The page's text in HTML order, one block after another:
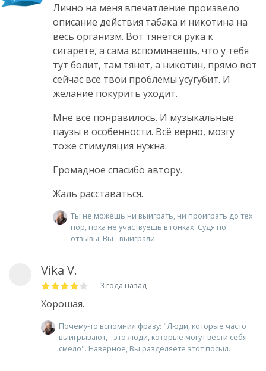
Лично на меня впечатление произвело
описание действия табака и никотина на
весь организм. Вот тянется рука к
сигарете, а сама вспоминаешь, что у тебя
тут болит, там тянет, а никотин, прямо вот
сейчас все твои проблемы усугубит. И
желание покурить уходит.
Мне всё понравилось. И музыкальные
паузы в особенности. Всё верно, мозгу
тоже стимуляция нужна.
Громадное спасибо автору.
Жаль расставаться.
Ты не можешь ни выиграть, ни проиграть до тех
пор, пока не участвуешь в гонках. Судя по
отзывы, Вы - выиграли.
Vika V.
— 3 года назад
Хорошая.
Почему-то вспомнил фразу: "Люди, которые часто
выигрывают, - это люди, которые могут вести себя
смело". Наверное, Вы разделяете этот посыл.